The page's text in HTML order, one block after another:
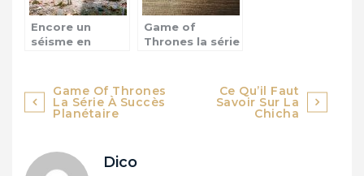
Encore un
séisme en
Guinée!
Game of
Thrones la série
Navigation
de
Game Of Thrones
La Série À Succès
Planétaire
Ce Qu’il Faut
Savoir Sur La
Chicha
Dico